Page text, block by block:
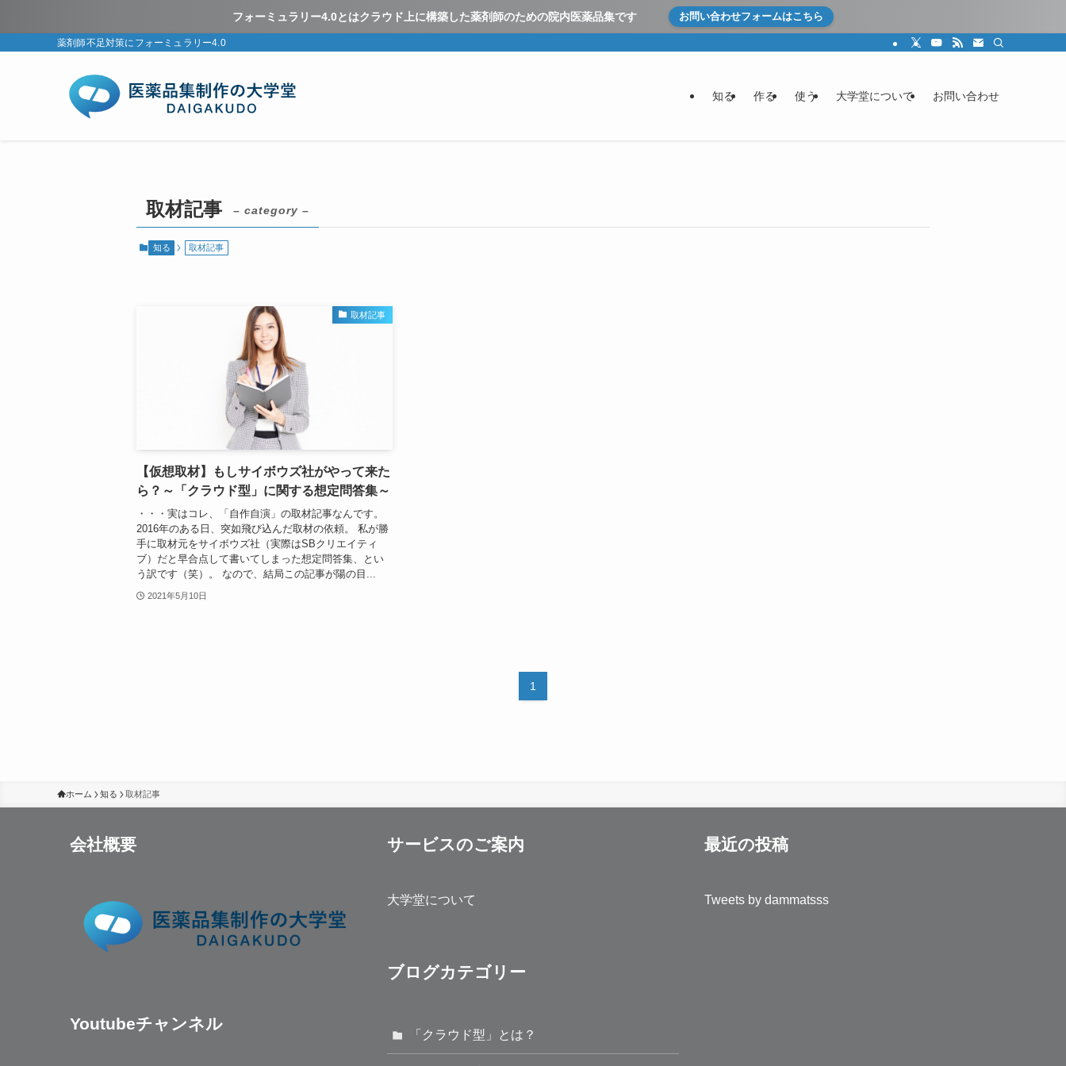
フォーミュラリー4.0とはクラウド上に構築した薬剤師のための院内医薬品集です お問い合わせフォームはこちら
薬剤師不足対策にフォーミュラリー4.0
知る 作る 使う 大学堂について お問い合わせ
取材記事 – category –
知る 取材記事
取材記事
【仮想取材】もしサイボウズ社がやって来た
ら？～「クラウド型」に関する想定問答集～
・・・実はコレ、「自作自演」の取材記事なんです。
2016年のある日、突如飛び込んだ取材の依頼。 私が勝
手に取材元をサイボウズ社（実際はSBクリエイティ
ブ）だと早合点して書いてしまった想定問答集、とい
う訳です（笑）。 なので、結局この記事が陽の目...
2021年5月10日
1
ホーム 知る 取材記事
会社概要
Youtubeチャンネル
サービスのご案内
大学堂について
ブログカテゴリー
「クラウド型」とは？
最近の投稿
Tweets by dammatsss